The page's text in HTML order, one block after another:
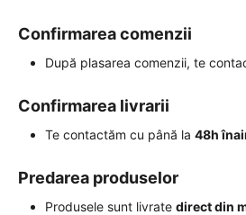
Confirmarea comenzii
După plasarea comenzii, te
Confirmarea livrarii
Te contactăm cu până la 48h
Predarea produselor
Produsele sunt livrate direct din